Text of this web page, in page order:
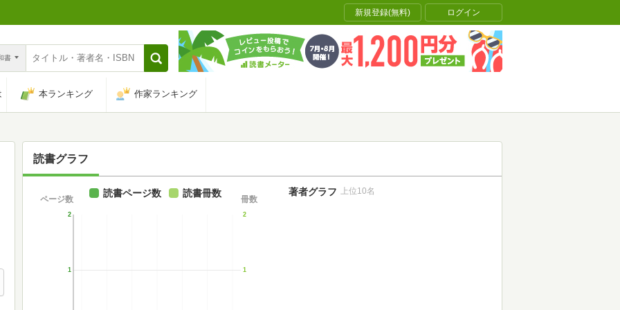
新規登録(無料) ログイン
書
本ランキング 作家ランキング
読書グラフ
1
2
ページ数
1
2
冊数
読書ページ数 読書冊数 著者グラフ 上位10名